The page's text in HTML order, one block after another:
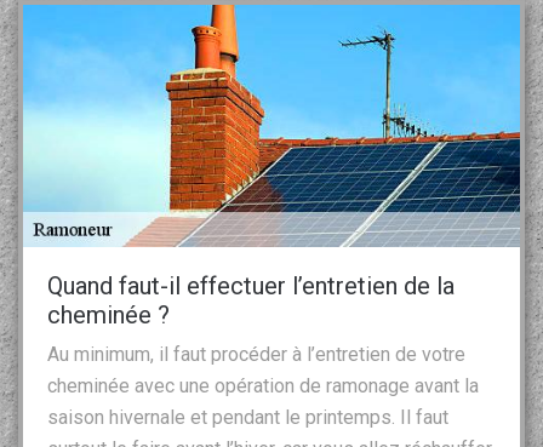
Quand faut-il effectuer l’entretien de la
cheminée ?
Au minimum, il faut procéder à l’entretien de votre
cheminée avec une opération de ramonage avant la
saison hivernale et pendant le printemps. Il faut